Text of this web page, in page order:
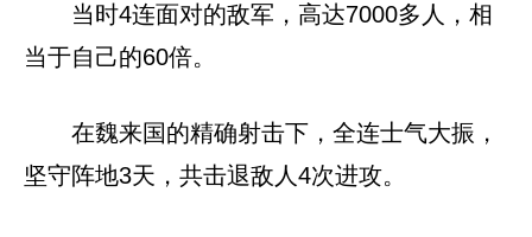
当时4连面对的敌军，高达7000多人，相
当于自己的60倍。
在魏来国的精确射击下，全连士气大振，
坚守阵地3天，共击退敌人4次进攻。